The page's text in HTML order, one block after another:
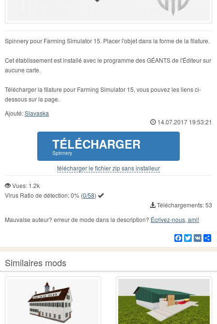
Spinnery pour Farming Simulator 15. Placer l'objet dans la forme de la filature.
Cet établissement est installé avec le programme des GÉANTS de l'Éditeur sur
aucune carte.
Télécharger la filature pour Farming Simulator 15, vous pouvez les liens ci-
dessous sur la page.
Ajouté:Slavaska
14.07.2017 19:53:21
TÉLÉCHARGER
Spinnery
télécharger le fichier zip sans installeur
Vues: 1.2k
Virus Ratio de détection:0% (0/58)
Téléchargements: 53
Mauvaise auteur? erreur de mode dans la description? Écrivez-nous, ami!
Facebook
Twitter
VK
Similaires mods